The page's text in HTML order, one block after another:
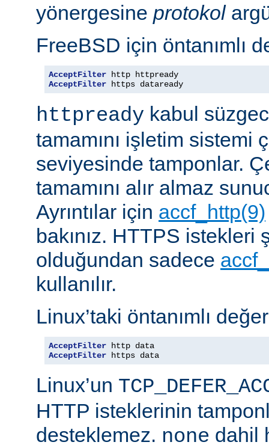
yönergesine protokol
FreeBSD için öntanımlı
AcceptFilter
AcceptFilter https dataready
httpready kabul
tamamını işletim sistemi
seviyesinde tamponlar.
tamamını alır almaz
Ayrıntılar için accf_http(9)
bakınız. HTTPS istekleri
olduğundan sadece
kullanılır.
Linux’taki öntanımlı
AcceptFilter
AcceptFilter https data
Linux’un
HTTP isteklerinin
desteklemez. none dahil